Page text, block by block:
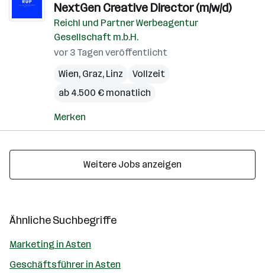
NextGen Creative Director (m/w/d)
Reichl und Partner Werbeagentur
Gesellschaft m.b.H.
vor 3 Tagen veröffentlicht
Wien, Graz, Linz
Vollzeit
ab 4.500 € monatlich
Merken
Weitere Jobs anzeigen
Ähnliche Suchbegriffe
Marketing in Asten
Geschäftsführer in Asten